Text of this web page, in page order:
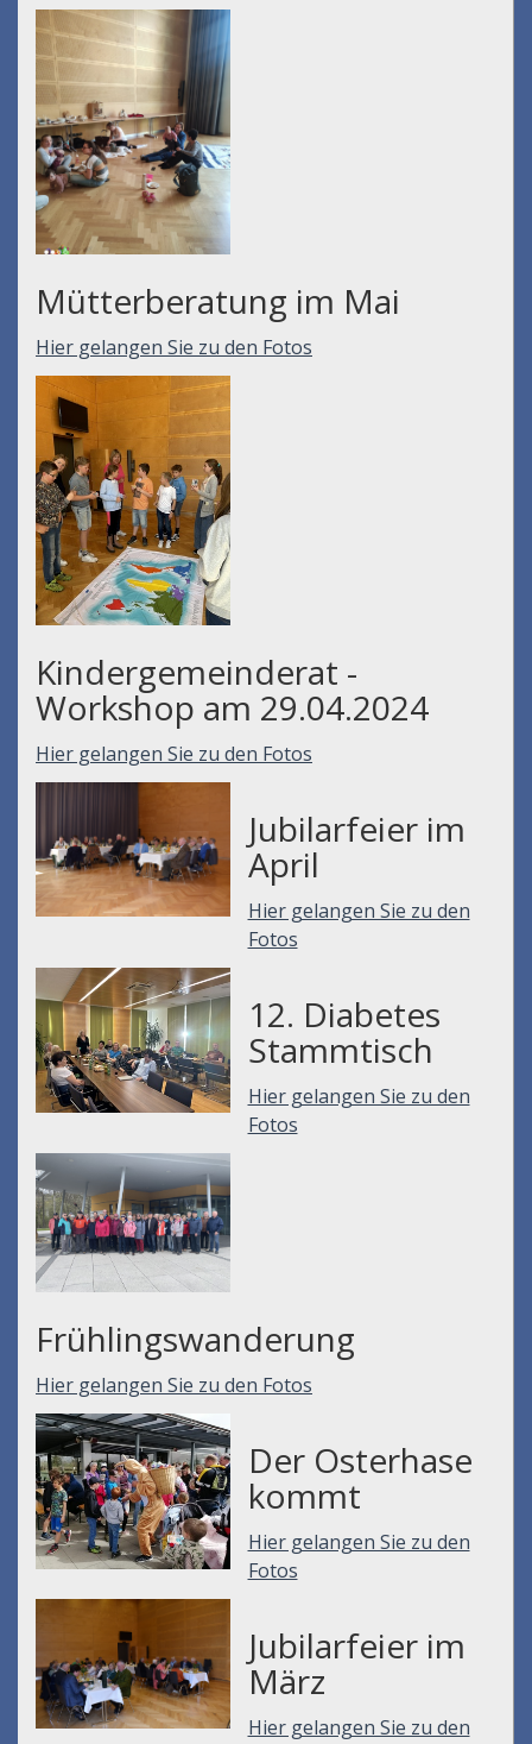
Mütterberatung im Mai
Hier gelangen Sie zu den Fotos
Kindergemeinderat -
Workshop am 29.04.2024
Hier gelangen Sie zu den Fotos
Jubilarfeier im
April
Hier gelangen Sie zu den
Fotos
12. Diabetes
Stammtisch
Hier gelangen Sie zu den
Fotos
Frühlingswanderung
Hier gelangen Sie zu den Fotos
Der Osterhase
kommt
Hier gelangen Sie zu den
Fotos
Jubilarfeier im
März
Hier gelangen Sie zu den